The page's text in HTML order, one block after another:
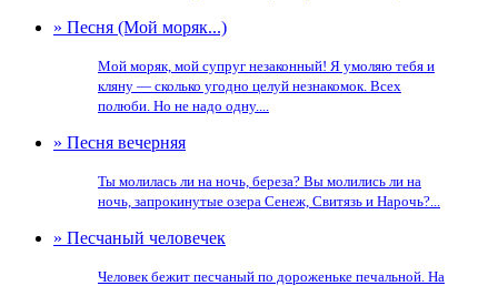
» Песня (Мой моряк...)
Мой моряк, мой супруг незаконный! Я умоляю тебя и
кляну — сколько угодно целуй незнакомок. Всех
полюби. Но не надо одну....
» Песня вечерняя
Ты молилась ли на ночь, береза? Вы молились ли на
ночь, запрокинутые озера Сенеж, Свитязь и Нарочь?...
» Песчаный человечек
Человек бежит песчаный по дороженьке печальной. На